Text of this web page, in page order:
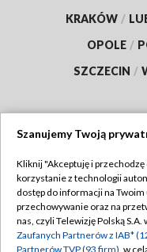
KRAKÓW /
OPOLE /
SZCZECIN /
Abonament TVP
Emisja w TVP
Szanujemy Twoją
Kliknij "Akceptuję i
korzystanie z technologii
dostęp do informacji na
przechowywanie oraz na
nas, czyli Telewizję Polską
Zaufanych Partnerów z IAB*
Partnerów TVP (93 firm) , w